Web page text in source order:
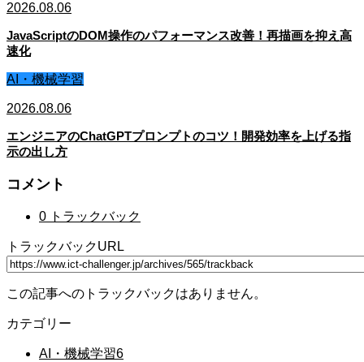
2026.08.06
JavaScriptのDOM操作のパフォーマンス改善！再描画を抑え高
速化
AI・機械学習
2026.08.06
エンジニアのChatGPTプロンプトのコツ！開発効率を上げる指
示の出し方
コメント
0 トラックバック
トラックバックURL
この記事へのトラックバックはありません。
カテゴリー
AI・機械学習6